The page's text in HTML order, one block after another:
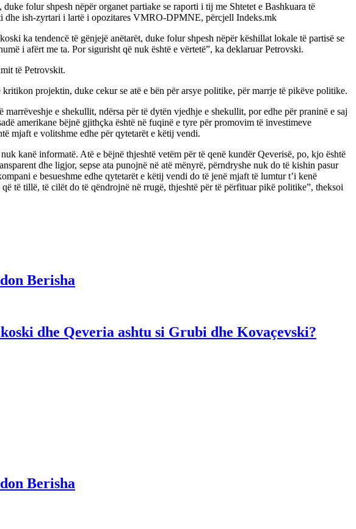
folur shpesh nëpër organet partiake se raporti i tij me Shtetet e Bashkuara të
dhe ish-zyrtari i lartë i opozitares VMRO-DPMNE, përcjell Indeks.mk
ka tendencë të gënjejë anëtarët, duke folur shpesh nëpër këshillat lokale të partisë se
i afërt me ta. Por sigurisht që nuk është e vërtetë”, ka deklaruar Petrovski.
të Petrovskit.
projektin, duke cekur se atë e bën për arsye politike, për marrje të pikëve politike.
e shekullit, ndërsa për të dytën vjedhje e shekullit, por edhe për praninë e saj
amerikane bëjnë gjithçka është në fuqinë e tyre për promovim të investimeve
mjaft e volitshme edhe për qytetarët e këtij vendi.
kanë informatë. Atë e bëjnë thjeshtë vetëm për të qenë kundër Qeverisë, po, kjo është
dhe ligjor, sepse ata punojnë në atë mënyrë, përndryshe nuk do të kishin pasur
e besueshme edhe qytetarët e këtij vendi do të jenë mjaft të lumtur t’i kenë
të tillë, të cilët do të qëndrojnë në rrugë, thjeshtë për të përfituar pikë politike”, theksoi
Berisha
dhe Qeveria ashtu si Grubi dhe Kovaçevski?
Berisha